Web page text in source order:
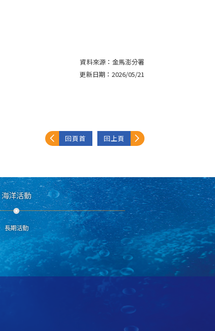
資料來源： 金馬澎分署
更新日期： 2026/05/21
回頁首 回上頁
海洋活動
長期活動